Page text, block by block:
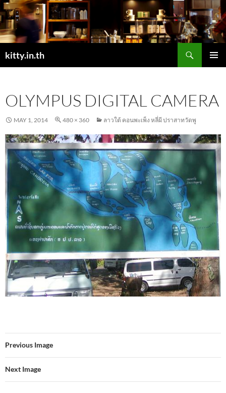
Skip
to
content
kitty.in.th
OLYMPUS DIGITAL CAMERA
MAY 1, 2014 480 × 360 ลาวใต้ คอนพะเพ็ง หลี่ผี ปราสาทวัดพู
Previous Image
Next Image